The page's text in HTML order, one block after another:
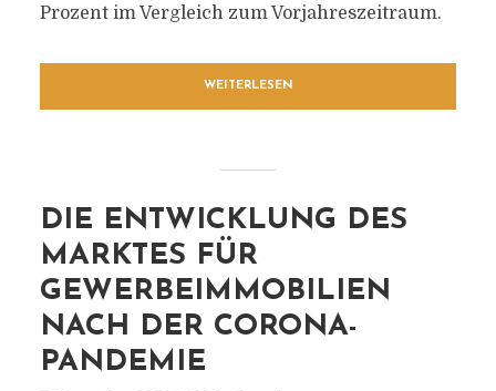
Prozent im Vergleich zum Vorjahreszeitraum.
WEITERLESEN
DIE ENTWICKLUNG DES
MARKTES FÜR
GEWERBEIMMOBILIEN
NACH DER CORONA-
PANDEMIE